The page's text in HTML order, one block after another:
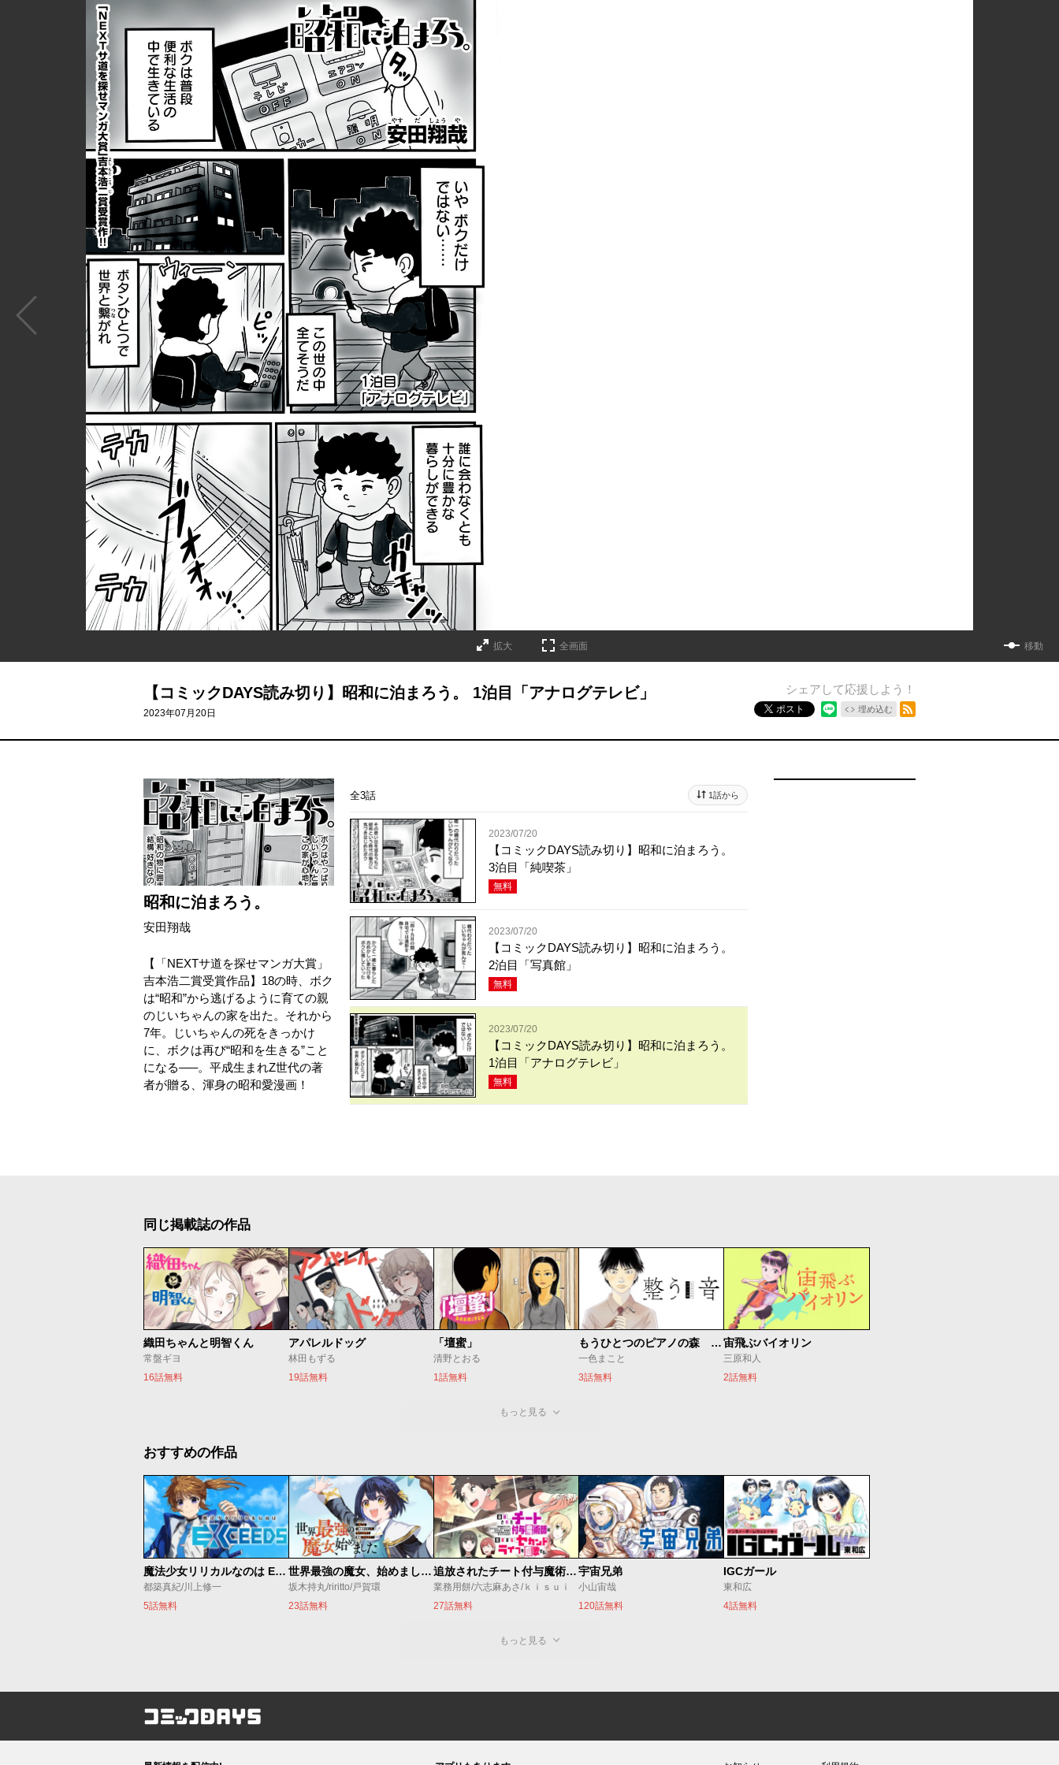
拡大 全画面 移動
【コミックDAYS読み切り】昭和に泊まろう。 1泊目「アナログテレビ」
2023年07月20日
シェアして応援しよう！
ポスト 埋め込む
昭和に泊まろう。
安田翔哉
【「NEXTサ道を探せマンガ大賞」
吉本浩二賞受賞作品】18の時、ボク
は“昭和”から逃げるように育ての親
のじいちゃんの家を出た。それから
7年。じいちゃんの死をきっかけ
に、ボクは再び“昭和を生きる”こと
になる–––。平成生まれZ世代の著
者が贈る、渾身の昭和愛漫画！
全3話 1話から
2023/07/20
【コミックDAYS読み切り】昭和に泊まろう。
3泊目「純喫茶」
無料
2023/07/20
【コミックDAYS読み切り】昭和に泊まろう。
2泊目「写真館」
無料
2023/07/20
【コミックDAYS読み切り】昭和に泊まろう。
1泊目「アナログテレビ」
無料
同じ掲載誌の作品
織田ちゃんと明智くん
常盤ギヨ
16話無料
アパレルドッグ
林田もずる
19話無料
「壇蜜」
清野とおる
1話無料
もうひとつのピアノの森 整う音
一色まこと
3話無料
宙飛ぶバイオリン
三原和人
2話無料
もっと見る
おすすめの作品
魔法少女リリカルなのは EXCEEDS
都築真紀/川上修一
5話無料
世界最強の魔女、始めました ～私だけ『攻略サイト』を見れる世界で自由に生きます～
坂木持丸/riritto/戸賀環
23話無料
追放されたチート付与魔術師は気ままなセカンドライフを謳歌する。 ～俺は武器だけじゃなく、あらゆるものに『強化ポイント』を付与できるし、俺の意思でいつでも効果を解除できるけど、残った人たち大丈夫？～
業務用餅/六志麻あさ/ｋｉｓｕｉ
27話無料
宇宙兄弟
小山宙哉
120話無料
IGCガール
東和広
4話無料
もっと見る
コミックDAYS